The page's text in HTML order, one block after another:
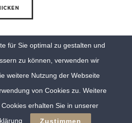
| Imprint Privacy Policy
für Sie optimal zu gestalten und
zu können, verwenden wir
weitere Nutzung der Webseite
von Cookies zu. Weitere
erhalten Sie in unserer
Zustimmen